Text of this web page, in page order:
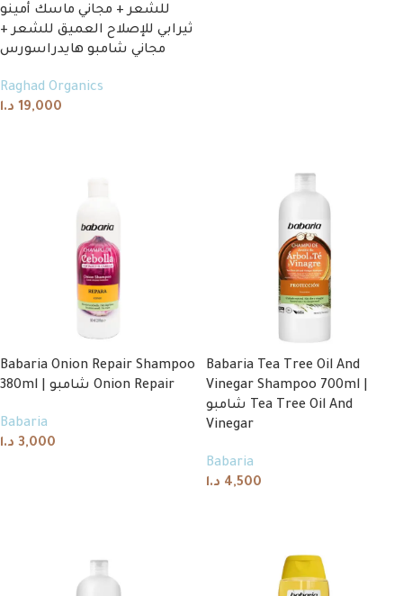
للشعر + مجاني ماسك أمينو
ثيرابي للإصلاح العميق للشعر +
مجاني شامبو هايدراسورس
Raghad Organics
19,000 د.ا
Babaria Onion Repair Shampoo
380ml | شامبو Onion Repair
Babaria
3,000 د.ا
Babaria Tea Tree Oil And
Vinegar Shampoo 700ml |
شامبو Tea Tree Oil And
Vinegar
Babaria
4,500 د.ا